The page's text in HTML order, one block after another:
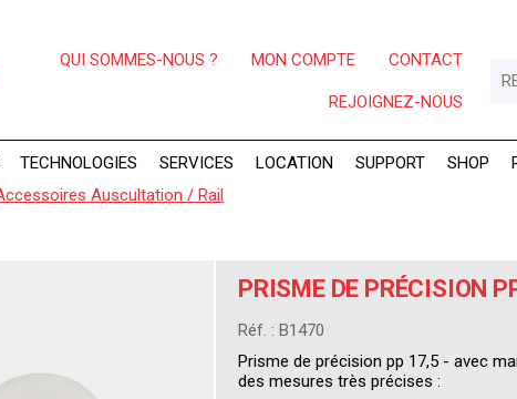
QUI SOMMES-NOUS ? MON COMPTE CONTACT
REJOIGNEZ-NOUS
TECHNOLOGIES SERVICES LOCATION SUPPORT SHOP
Auscultation / Rail
PRISME DE PRÉCISION
Réf. : B1470
Prisme de précision pp 17,5 - avec
des mesures très précises :